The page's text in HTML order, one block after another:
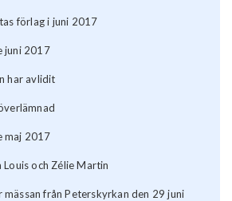
förlag i juni 2017
juni 2017
har avlidit
maj 2017
Louis och Zélie Martin
från Peterskyrkan den 29 juni